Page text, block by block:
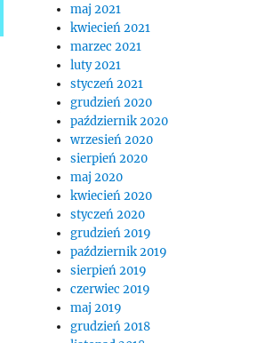
maj 2021
kwiecień 2021
marzec 2021
luty 2021
styczeń 2021
grudzień 2020
październik 2020
wrzesień 2020
sierpień 2020
maj 2020
kwiecień 2020
styczeń 2020
grudzień 2019
październik 2019
sierpień 2019
czerwiec 2019
maj 2019
grudzień 2018